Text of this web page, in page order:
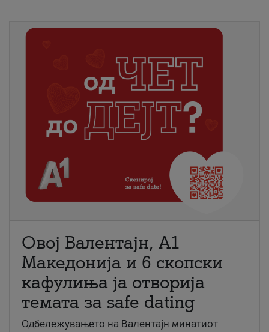
Овој Валентајн, A1
Македонија и 6 скопски
кафулиња ја отворија
темата за safe dating
Одбележувањето на Валентајн минатиот